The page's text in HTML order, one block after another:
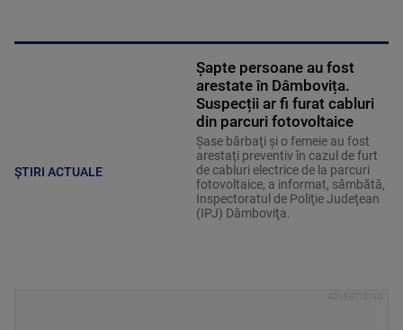
ȘTIRI ACTUALE
Șapte persoane au fost
arestate în Dâmbovița.
Suspecții ar fi furat cabluri
din parcuri fotovoltaice
Şase bărbaţi şi o femeie au fost
arestaţi preventiv în cazul de furt
de cabluri electrice de la parcuri
fotovoltaice, a informat, sâmbătă,
Inspectoratul de Poliţie Judeţean
(IPJ) Dâmboviţa.